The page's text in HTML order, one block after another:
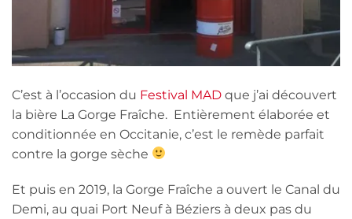
C’est à l’occasion du Festival MAD que j’ai découvert
la bière La Gorge Fraîche. Entièrement élaborée et
conditionnée en Occitanie, c’est le remède parfait
contre la gorge sèche
Et puis en 2019, la Gorge Fraîche a ouvert le Canal du
Demi, au quai Port Neuf à Béziers à deux pas du